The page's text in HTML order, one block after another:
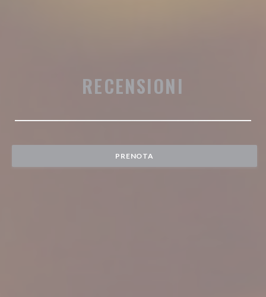
RECENSIONI
PRENOTA